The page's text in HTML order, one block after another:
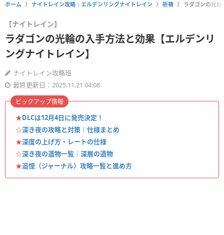
ホーム ナイトレイン攻略｜エルデンリングナイトレイン 祈祷 ラダゴンの光
【ナイトレイン】
ラダゴンの光輪の入手方法と効果【エルデンリ
ングナイトレイン】
ナイトレイン攻略班
最終更新日：2025.11.21 04:08
★DLCは12月4日に発売決定！
☆深き夜の攻略と対策｜仕様まとめ
★深度の上げ方・レートの仕様
☆深き夜の遺物一覧｜深層の遺物
★追憶（ジャーナル）攻略一覧と進め方
ピックアップ情報